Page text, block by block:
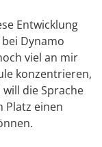
Entwicklung
Dynamo
viel an mir
konzentrieren,
die Sprache
Platz einen